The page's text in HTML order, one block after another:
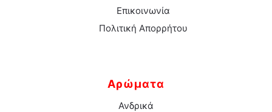
Επικοινωνία
Πολιτική Απορρήτου
Αρώματα
Ανδρικά